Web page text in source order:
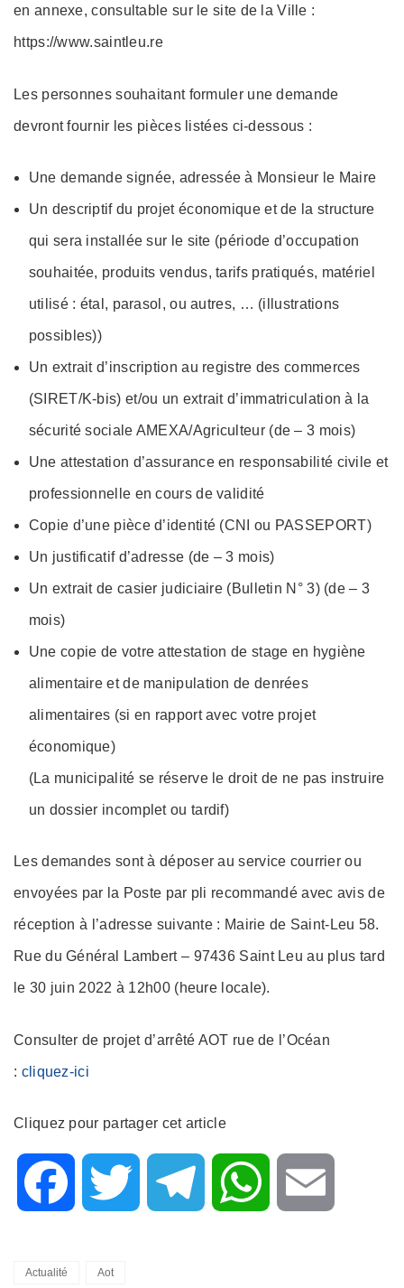
en annexe, consultable sur le site de la Ville :
https://www.saintleu.re
Les personnes souhaitant formuler une demande
devront fournir les pièces listées ci-dessous :
Une demande signée, adressée à Monsieur le Maire
Un descriptif du projet économique et de la structure
qui sera installée sur le site (période d’occupation
souhaitée, produits vendus, tarifs pratiqués, matériel
utilisé : étal, parasol, ou autres, … (illustrations
possibles))
Un extrait d’inscription au registre des commerces
(SIRET/K-bis) et/ou un extrait d’immatriculation à la
sécurité sociale AMEXA/Agriculteur (de – 3 mois)
Une attestation d’assurance en responsabilité civile et
professionnelle en cours de validité
Copie d’une pièce d’identité (CNI ou PASSEPORT)
Un justificatif d’adresse (de – 3 mois)
Un extrait de casier judiciaire (Bulletin N° 3) (de – 3
mois)
Une copie de votre attestation de stage en hygiène
alimentaire et de manipulation de denrées
alimentaires (si en rapport avec votre projet
économique)
(La municipalité se réserve le droit de ne pas instruire
un dossier incomplet ou tardif)
Les demandes sont à déposer au service courrier ou
envoyées par la Poste par pli recommandé avec avis de
réception à l’adresse suivante : Mairie de Saint-Leu 58.
Rue du Général Lambert – 97436 Saint Leu au plus tard
le 30 juin 2022 à 12h00 (heure locale).
Consulter de projet d’arrêté AOT rue de l’Océan
: cliquez-ici
Cliquez pour partager cet article
Categories
Actualité Aot